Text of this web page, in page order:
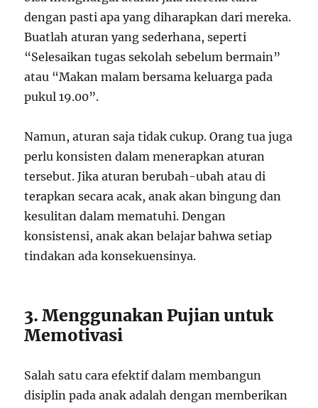
dengan pasti apa yang diharapkan dari mereka.
Buatlah aturan yang sederhana, seperti
“Selesaikan tugas sekolah sebelum bermain”
atau “Makan malam bersama keluarga pada
pukul 19.00”.
Namun, aturan saja tidak cukup. Orang tua juga
perlu konsisten dalam menerapkan aturan
tersebut. Jika aturan berubah-ubah atau di
terapkan secara acak, anak akan bingung dan
kesulitan dalam mematuhi. Dengan
konsistensi, anak akan belajar bahwa setiap
tindakan ada konsekuensinya.
3. Menggunakan Pujian untuk
Memotivasi
Salah satu cara efektif dalam membangun
disiplin pada anak adalah dengan memberikan